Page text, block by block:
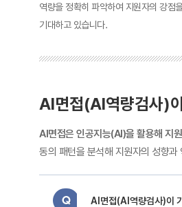
역량을 정확히 파악하여 지원자의 강점
기대하고 있습니다.
AI면접(AI역량검사)
AI면접은 인공지능(AI)을 활용해 지
동의 패턴을 분석해 지원자의 성향
AI면접(AI역량검사)이